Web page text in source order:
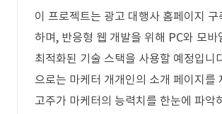
이 프로젝트는 광고 대행사 홈페이지 구
하며, 반응형 웹 개발을 위해 PC와 모바
최적화된 기술 스택을 사용할 예정입니
으로는 마케터 개개인의 소개 페이지를
고주가 마케터의 능력치를 한눈에 파악